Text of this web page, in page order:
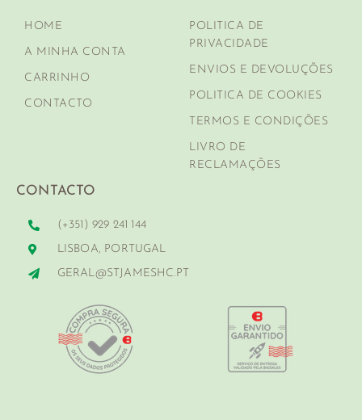
HOME
A MINHA CONTA
CARRINHO
CONTACTO
POLITICA DE
PRIVACIDADE
ENVIOS E DEVOLUÇÕES
POLITICA DE COOKIES
TERMOS E CONDIÇÕES
LIVRO DE
RECLAMAÇÕES
CONTACTO
(+351) 929 241 144
LISBOA, PORTUGAL
GERAL@STJAMESHC.PT